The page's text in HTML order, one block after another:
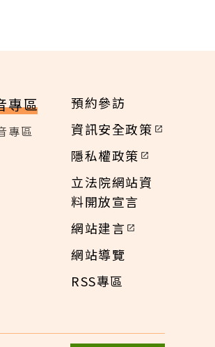
專區
專區
預約參訪
資訊安全政策
隱私權政策
立法院網站資
料開放宣言
網站建言
網站導覽
RSS專區